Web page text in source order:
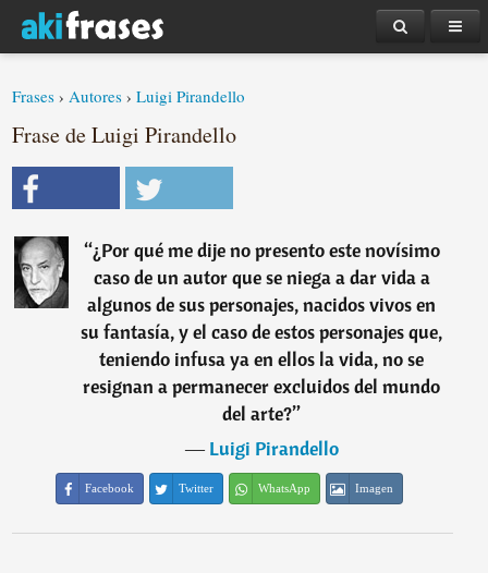
Frases ›Autores ›Luigi Pirandello
Frase de Luigi Pirandello
“¿Por qué me dije no presento este novísimo
caso de un autor que se niega a dar vida a
algunos de sus personajes, nacidos vivos en
su fantasía, y el caso de estos personajes que,
teniendo infusa ya en ellos la vida, no se
resignan a permanecer excluidos del mundo
del arte?”
―Luigi Pirandello
Facebook Twitter WhatsApp Imagen